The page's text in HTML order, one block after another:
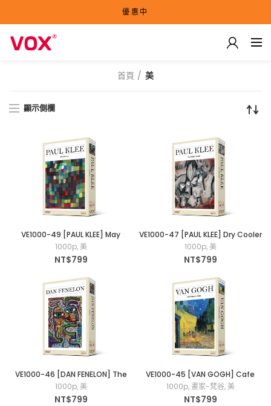
優惠中
首頁 美
顯示側欄
VE1000-49 [PAUL KLEE] May
Picture 1000片拼圖
1000p,美
NT$799
VE1000-47 [PAUL KLEE] Dry Cooler
Garden 1000片拼圖
1000p,美
NT$799
VE1000-46 [DAN FENELON] The
Face-臉 1000片拼圖
1000p,美
NT$799
VE1000-45 [VAN GOGH] Cafe
Terrace at Night-夜晚露天咖啡座
1000片拼圖
1000p,畫家-梵谷,美
NT$799